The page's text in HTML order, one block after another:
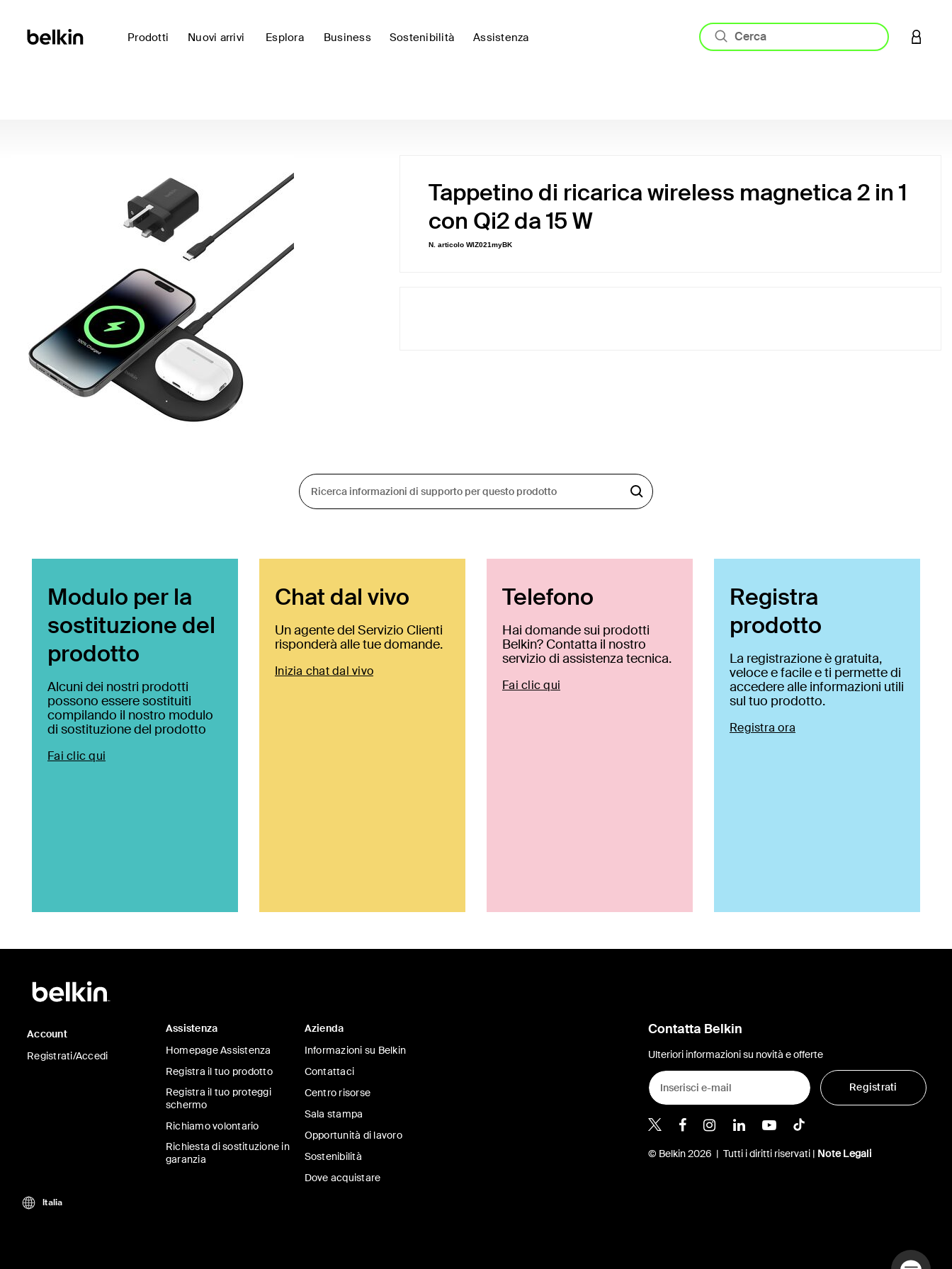
Prodotti Nuovi arrivi Esplora Business Sostenibilità Assistenza
Tappetino di ricarica wireless magnetica 2 in 1
con Qi2 da 15 W
N. articoloWIZ021myBK
Modulo per la
sostituzione del
prodotto
Alcuni dei nostri prodotti
possono essere sostituiti
compilando il nostro modulo
di sostituzione del prodotto
Fai clic qui
Chat dal vivo
Un agente del Servizio Clienti
risponderà alle tue domande.
Inizia chat dal vivo
Telefono
Hai domande sui prodotti
Belkin? Contatta il nostro
servizio di assistenza tecnica.
Fai clic qui
Registra
prodotto
La registrazione è gratuita,
veloce e facile e ti permette di
accedere alle informazioni utili
sul tuo prodotto.
Registra ora
Account
Registrati/Accedi
Assistenza
Homepage Assistenza
Registra il tuo prodotto
Registra il tuo proteggi
schermo
Richiamo volontario
Richiesta di sostituzione in
garanzia
Azienda
Informazioni su Belkin
Contattaci
Centro risorse
Sala stampa
Opportunità di lavoro
Sostenibilità
Dove acquistare
Contatta Belkin
Ulteriori informazioni su novità e offerte
Registrati
Belkin Twitter
Belkin Facebook
Belkin Instagram
Belkin LinkedIn
Belkin Youtube
Belkin TikTok
© Belkin 2026 | Tutti i diritti riservati | Note Legali
Italia